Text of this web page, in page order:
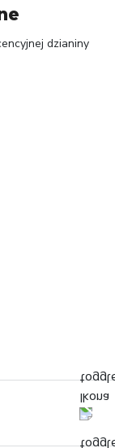
dzianiny